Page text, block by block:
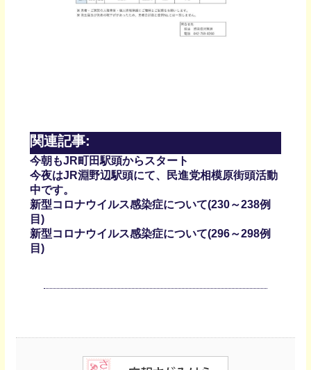
関連記事:
今朝もJR町田駅頭からスタート
今夜はJR淵野辺駅頭にて、民進党相模原街頭活動
中です。
新型コロナウイルス感染症について(230～238例
目)
新型コロナウイルス感染症について(296～298例
目)